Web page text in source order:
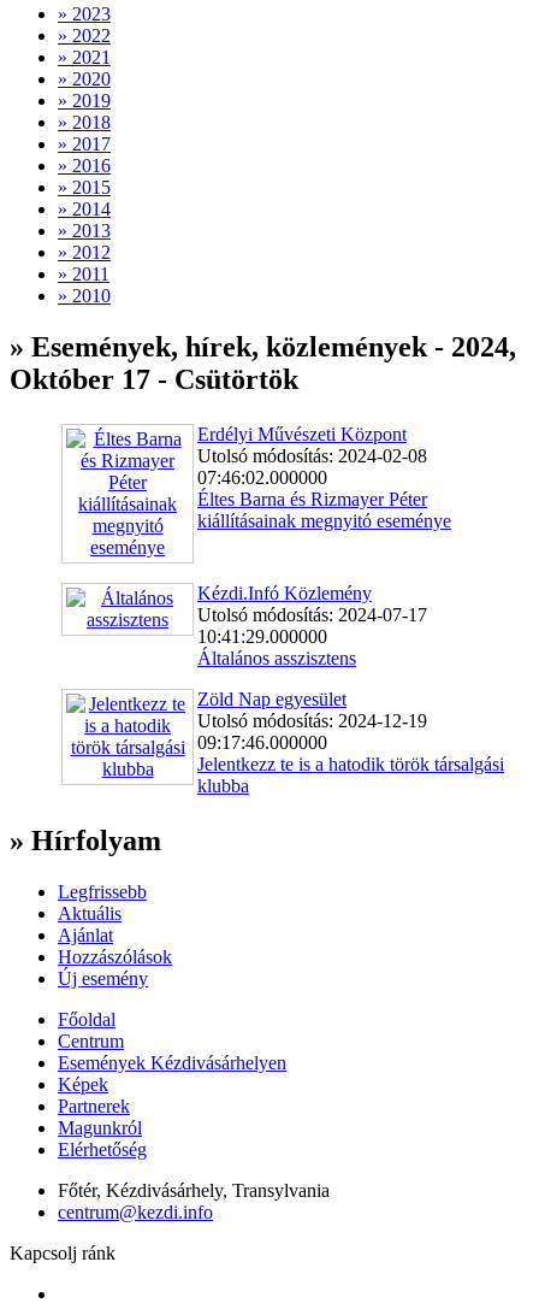
» 2023
» 2022
» 2021
» 2020
» 2019
» 2018
» 2017
» 2016
» 2015
» 2014
» 2013
» 2012
» 2011
» 2010
» Események, hírek, közlemények - 2024,
Október 17 - Csütörtök
Erdélyi Művészeti Központ
Utolsó módosítás: 2024-02-08
07:46:02.000000
Éltes Barna és Rizmayer Péter
kiállításainak megnyitó eseménye
Kézdi.Infó Közlemény
Utolsó módosítás: 2024-07-17
10:41:29.000000
Általános asszisztens
Zöld Nap egyesület
Utolsó módosítás: 2024-12-19
09:17:46.000000
Jelentkezz te is a hatodik török társalgási
klubba
» Hírfolyam
Legfrissebb
Aktuális
Ajánlat
Hozzászólások
Új esemény
Főoldal
Centrum
Események Kézdivásárhelyen
Képek
Partnerek
Magunkról
Elérhetőség
Főtér, Kézdivásárhely, Transylvania
centrum@kezdi.info
Kapcsolj ránk